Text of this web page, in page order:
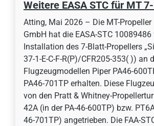
Weitere EASA STC für MT
Atting, Mai 2026 – Die MT-
GmbH hat die EASA-STC
Installation des 7-Blatt-Propellers
37-1-E-C-F-R(P)/CFR205-353( )) an
Flugzeugmodellen Piper PA46-
PA46-701TP erhalten. Diese
von den Pratt & Whitney-
42A (in der PA-46-600TP) bzw.
46-701TP) angetrieben. Die FAA-